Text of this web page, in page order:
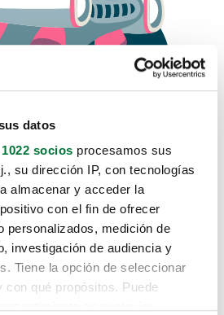
datos
socios procesamos sus
su dirección IP, con tecnologías
almacenar y acceder la
con el fin de ofrecer
personalizados, medición de
investigación de audiencia y
Tiene la opción de seleccionar
con qué propósitos. Puede
no sabemos como
hasta aquí.
el coche que estás
de estos enlaces: